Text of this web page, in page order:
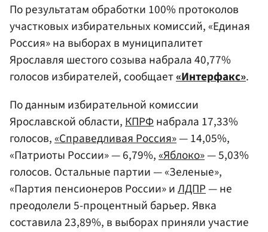
По результатам обработки 100% протоколов
участковых избирательных комиссий, «Единая
Россия» на выборах в муниципалитет
Ярославля шестого созыва набрала 40,77%
голосов избирателей, сообщает«Интерфакс».
По данным избирательной комиссии
Ярославской области,КПРФнабрала 17,33%
голосов,«Справедливая Россия»— 14,05%,
«Патриоты России» — 6,79%,«Яблоко»— 5,03%
голосов. Остальные партии — «Зеленые»,
«Партия пенсионеров России» иЛДПР— не
преодолели 5-процентный барьер. Явка
составила 23,89%, в выборах приняли участие